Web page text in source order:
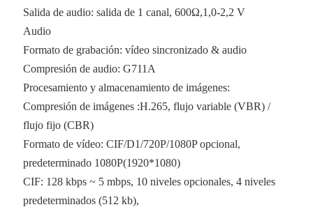
Salida de audio: salida de 1 canal, 600Ω,1,0-2,2 V
Audio
Formato de grabación: vídeo sincronizado & audio
Compresión de audio: G711A
Procesamiento y almacenamiento de imágenes:
Compresión de imágenes :H.265, flujo variable (VBR) /
flujo fijo (CBR)
Formato de vídeo: CIF/D1/720P/1080P opcional,
predeterminado 1080P(1920*1080)
CIF: 128 kbps ~ 5 mbps, 10 niveles opcionales, 4 niveles
predeterminados (512 kb),